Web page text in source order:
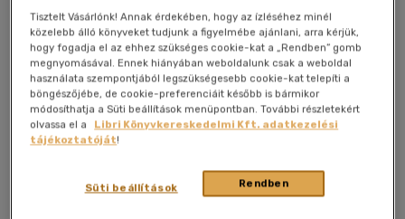
Beleolvasok
Tisztelt Vásárlónk! Annak érdekében, hogy az ízléséhez minél
közelebb álló könyveket tudjunk a figyelmébe ajánlani, arra kérjük,
hogy fogadja el az ehhez szükséges cookie-kat a „Rendben” gomb
megnyomásával. Ennek hiányában weboldalunk csak a weboldal
használata szempontjából legszükségesebb cookie-kat telepíti a
böngészőjébe, de cookie-preferenciáit később is bármikor
módosíthatja a Süti beállítások menüpontban. További részletekért
olvassa el a
Libri Könyvkereskedelmi Kft. adatkezelési
tájékoztatóját!
Rendben
Süti beállítások